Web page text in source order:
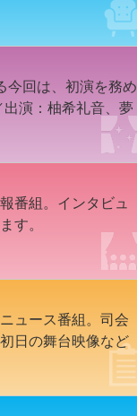
今回は、初演を務め
演：柚希礼音、夢
番組。インタビュ
す。
ュース番組。司会
日の舞台映像など